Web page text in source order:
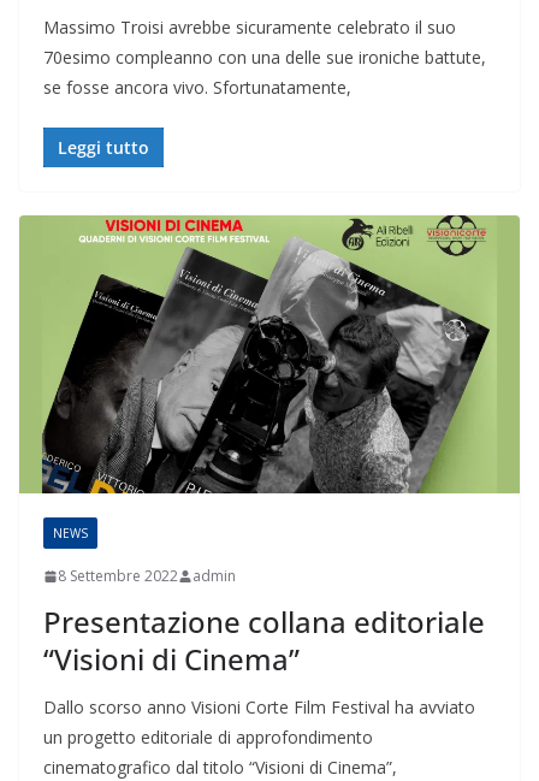
Massimo Troisi avrebbe sicuramente celebrato il suo
70esimo compleanno con una delle sue ironiche battute,
se fosse ancora vivo. Sfortunatamente,
Leggi tutto
NEWS
8 Settembre 2022 admin
Presentazione collana editoriale
“Visioni di Cinema”
Dallo scorso anno Visioni Corte Film Festival ha avviato
un progetto editoriale di approfondimento
cinematografico dal titolo “Visioni di Cinema”,